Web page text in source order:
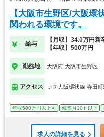
【大阪市生野区/大阪
関われる環境です。
給与
【月収】34.0万円新
【年収】500万円
勤務地 大阪府 大阪市生野区
アクセス ＪＲ大阪環状線 寺田
年収500万円以上可 残業月10ｈ以下
求人の詳細を見る